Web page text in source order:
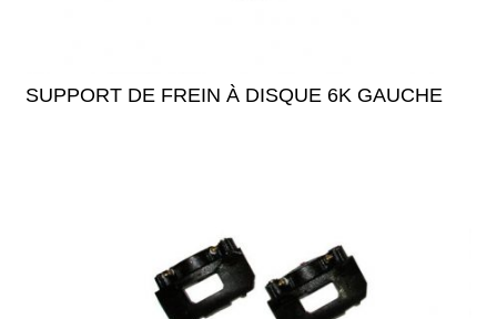
SUPPORT DE FREIN À DISQUE 6K GAUCHE